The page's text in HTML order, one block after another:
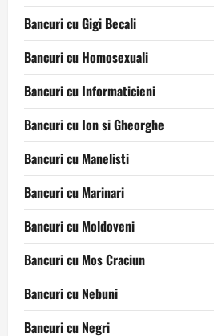
Bancuri cu Gigi Becali
Bancuri cu Homosexuali
Bancuri cu Informaticieni
Bancuri cu Ion si Gheorghe
Bancuri cu Manelisti
Bancuri cu Marinari
Bancuri cu Moldoveni
Bancuri cu Mos Craciun
Bancuri cu Nebuni
Bancuri cu Negri